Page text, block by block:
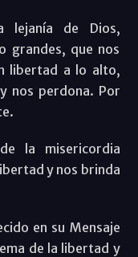
lejanía de Dios,
grandes, que nos
libertad a lo alto,
nos perdona. Por
la misericordia
y nos brinda
en su Mensaje
de la libertad y